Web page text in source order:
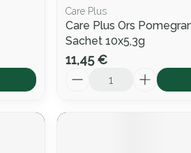
Care Plus
Care Plus Ors
Sachet 10x5,3g
11,45 €